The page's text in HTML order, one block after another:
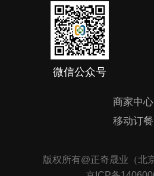
微信公众号
商家中心
移动订餐
版权所有@正奇晟业（北